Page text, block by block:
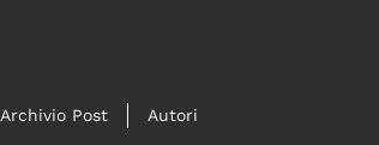
Archivio Post Autori